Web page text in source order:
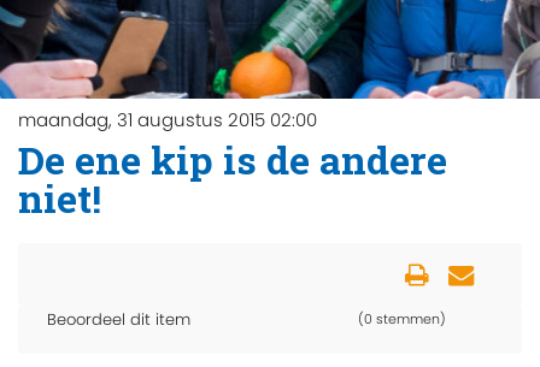
maandag, 31 augustus 2015 02:00
De ene kip is de andere
niet!
Beoordeel dit item (0 stemmen)